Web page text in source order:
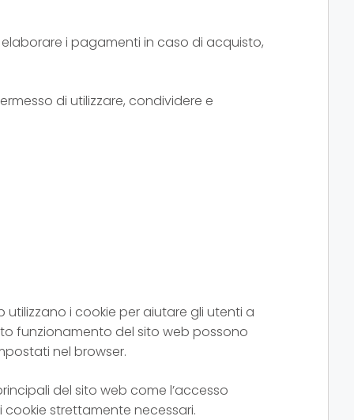
i pagamenti in caso di acquisto,
di utilizzare, condividere e
i cookie per aiutare gli utenti a
funzionamento del sito web possono
nel browser.
del sito web come l’accesso
cookie strettamente necessari.